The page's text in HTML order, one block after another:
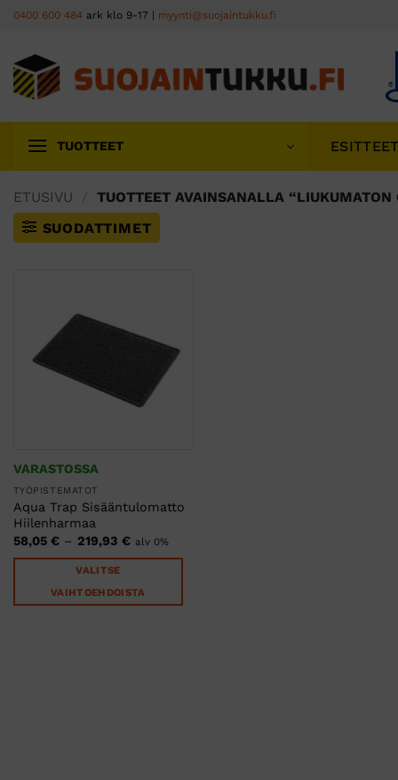
Skip
content
0400 600 484 ark klo 9-17 | myynti@suojaintukku.fi
TUOTTEET ESITTEET
ETUSIVU
TUOTTEET AVAINSANALLA “LIUKUMATON
SUODATTIMET
VARASTOSSA
TYÖPISTEMATOT
Aqua Trap Sisääntulomatto
Hiilenharmaa
58,05 € – 219,93 €Hintaluokka:
alv 0%
VALITSE
VAIHTOEHDOISTA